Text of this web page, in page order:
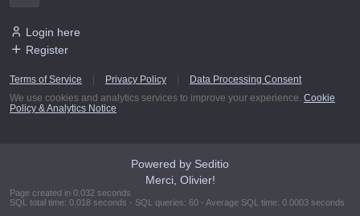
Login here
Register
Terms of Service | Privacy Policy |
Data Processing Consent
We use cookies and analytics services to improve your experience. Cookie
Policy & Analytics Notice
Powered by Seditio
Merci, Olivier!
Page created in 0.032 seconds
SQL total time: 0.018 seconds - SQL queries: 60 - Average SQL time: 0.0003 seconds